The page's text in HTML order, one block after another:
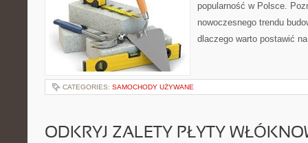
popularność w Polsce.
nowoczesnego trendu
dlaczego warto postawić
CATEGORIES: SAMOCHODY UŻYWANE
ODKRYJ ZALETY PŁYTY